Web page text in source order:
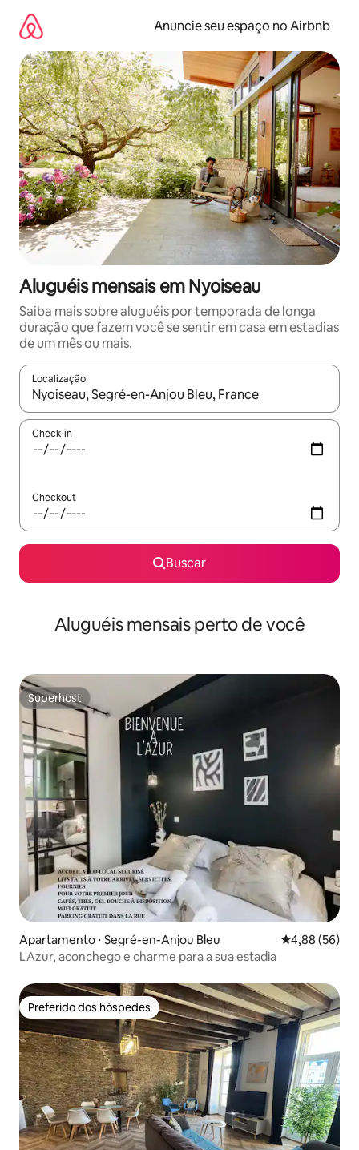
para
conteúdo
Anuncie seu espaço no Airbnb
Aluguéis mensais em Nyoiseau
Saiba mais sobre aluguéis por temporada de longa
duração que fazem você se sentir em casa em estadias
de um mês ou mais.
Localização
Quando os resultados estiverem disponíveis, explore-os
Check-in
Checkout
Buscar
Aluguéis mensais perto de você
Superhost
Superhost
Apartamento ⋅ Segré-en-Anjou Bleu 4,88 de uma
4,88 (56)
L'Azur, aconchego e charme para a sua estadia
Preferido dos hóspedes
Preferido dos hóspedes